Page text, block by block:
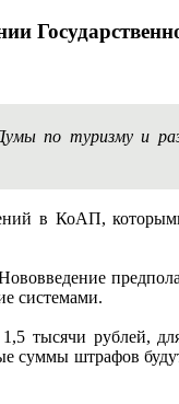
по туризму и
в КоАП,
системами.
1,5 тысячи
штрафов